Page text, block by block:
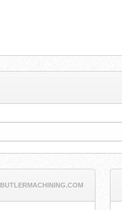
BUTLERMACHINING.COM